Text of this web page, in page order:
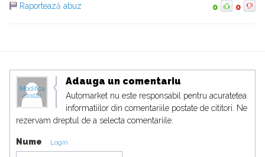
Raportează abuz
0 0
Modifica
avatar
Adauga un comentariu
Automarket nu este responsabil pentru acuratetea
informatiilor din comentariile postate de cititori. Ne
rezervam dreptul de a selecta comentariile.
Nume Login